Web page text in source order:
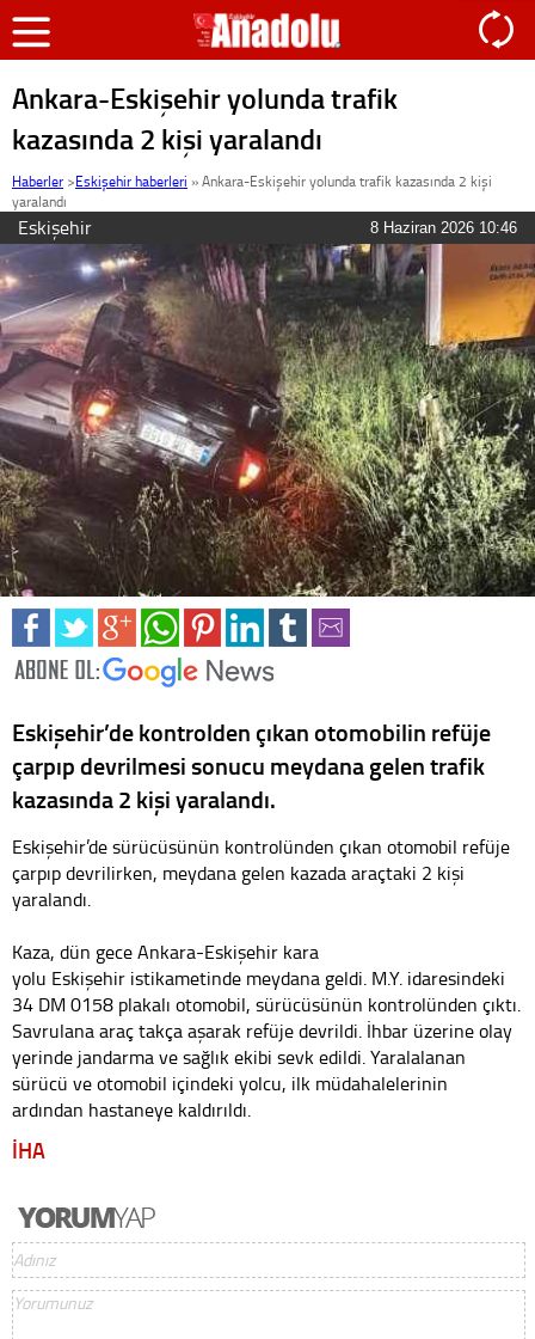
Ankara-Eskişehir yolunda trafik
kazasında 2 kişi yaralandı
Haberler >Eskişehir haberleri »Ankara-Eskişehir yolunda trafik kazasında 2 kişi
yaralandı
Eskişehir 8 Haziran 2026 10:46
Eskişehir’de kontrolden çıkan otomobilin refüje
çarpıp devrilmesi sonucu meydana gelen trafik
kazasında 2 kişi yaralandı.
Eskişehir’de sürücüsünün kontrolünden çıkan otomobil refüje
çarpıp devrilirken, meydana gelen kazada araçtaki 2 kişi
yaralandı.
Kaza, dün gece Ankara-Eskişehir kara
yolu Eskişehir istikametinde meydana geldi. M.Y. idaresindeki
34 DM 0158 plakalı otomobil, sürücüsünün kontrolünden çıktı.
Savrulana araç takça aşarak refüje devrildi. İhbar üzerine olay
yerinde jandarma ve sağlık ekibi sevk edildi. Yaralalanan
sürücü ve otomobil içindeki yolcu, ilk müdahalelerinin
ardından hastaneye kaldırıldı.
İHA